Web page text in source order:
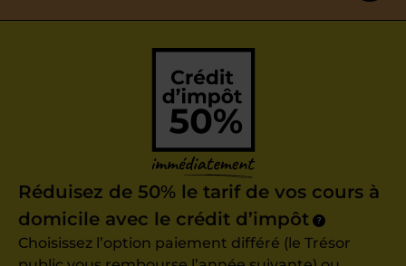
Réduisez de 50% le tarif de vos cours à
domicile avec le crédit d’impôt
?
Choisissez l’option paiement différé (le Trésor